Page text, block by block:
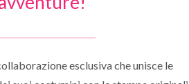
esclusiva che unisce le